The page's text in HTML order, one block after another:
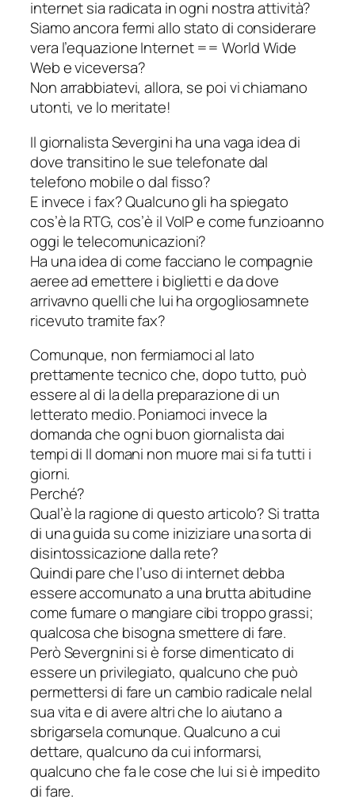
internet sia radicata in ogni nostra attività?
Siamo ancora fermi allo stato di considerare
vera l’equazioneInternet==World Wide
Webe viceversa?
Non arrabbiatevi, allora, se poi vi chiamano
utonti, ve lo meritate!
Il giornalista Severgini ha una vaga idea di
dove transitino le sue telefonate dal
telefono mobile o dal fisso?
E invece i fax? Qualcuno gli ha spiegato
cos’è la RTG, cos’è il VoIP e come funzioanno
oggi le telecomunicazioni?
Ha una idea di come facciano le compagnie
aeree ad emettere i biglietti e da dove
arrivavno quelli che lui ha orgogliosamnete
ricevuto tramite fax?
Comunque, non fermiamoci al lato
prettamente tecnico che, dopo tutto, può
essere al di la della preparazione di un
letterato medio. Poniamoci invece la
domanda che ogni buon giornalista dai
tempi di Il domani non muore mai si fa tutti i
giorni.
Perché?
Qual’è la ragione di questo articolo? Si tratta
di una guida su come iniziziare una sorta di
disintossicazione dalla rete?
Quindi pare che l’uso di internet debba
essere accomunato a una brutta abitudine
come fumare o mangiare cibi troppo grassi;
qualcosa che bisogna smettere di fare.
Però Severgnini si è forse dimenticato di
essere un privilegiato, qualcuno che può
permettersi di fare un cambio radicale nelal
sua vita e di avere altri che lo aiutano a
sbrigarsela comunque. Qualcuno a cui
dettare, qualcuno da cui informarsi,
qualcuno che fa le cose che lui si è impedito
di fare.